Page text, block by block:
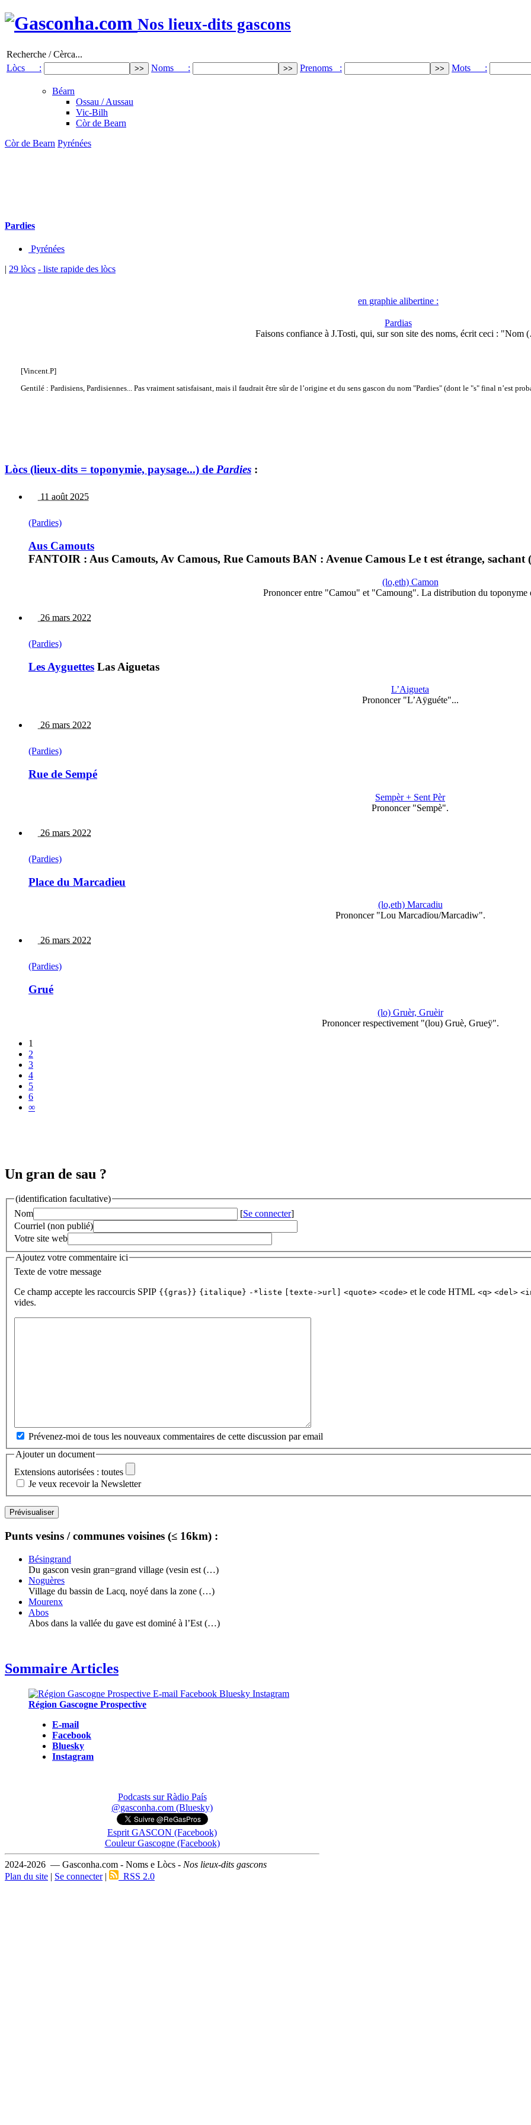
Nos lieux-dits gascons
Recherche / Cèrca...
Lòcs :
Noms : Prenoms : Mots :
Béarn
Ossau / Aussau
Vic-Bilh
Còr de Bearn
Còr de Bearn Pyrénées
Pardies
Pyrénées
| 29 lòcs - liste rapide des lòcs
en graphie alibertine :
Pardias
Faisons confiance à J.Tosti, qui, sur son site des noms, écrit ceci : "Nom
[Vincent.P]
Gentilé : Pardisiens, Pardisiennes... Pas vraiment satisfaisant, mais il faudrait être sûr de l’origine et du sens gascon du nom "Pardies" (dont le "s" final n’est
Lòcs (lieux-dits = toponymie, paysage...) de Pardies :
11 août 2025
(Pardies)
Aus Camouts
FANTOIR : Aus Camouts, Av Camous, Rue Camouts BAN : Avenue Camous Le t est étrange,
(lo,eth) Camon
Prononcer entre "Camou" et "Camoung". La distribution du
26 mars 2022
(Pardies)
Les Ayguettes Las Aiguetas
L’Aigueta
Prononcer "L’Aÿguéte"...
26 mars 2022
(Pardies)
Rue de Sempé
Sempèr + Sent Pèr
Prononcer "Sempè".
26 mars 2022
(Pardies)
Place du Marcadieu
(lo,eth) Marcadiu
Prononcer "Lou Marcadïou/Marcadiw".
26 mars 2022
(Pardies)
Grué
(lo) Gruèr, Gruèir
Prononcer respectivement "(lou) Gruè, Grueÿ".
1
2
3
4
5
6
∞
Un gran de sau ?
(identification facultative)
Nom
[Se connecter]
Courriel (non publié)
Votre site web
Ajoutez votre commentaire ici
Texte de votre message
Ce champ accepte les raccourcis SPIP {{gras}} {italique} -*liste [texte->url] <quote> <code> et le code HTML <q> <del>
vides.
Prévenez-moi de tous les nouveaux commentaires de cette discussion par email
Ajouter un document
Extensions autorisées : toutes
Je veux recevoir la Newsletter
Punts vesins / communes voisines (≤ 16km) :
Bésingrand
Du gascon vesin gran=grand village (vesin est (…)
Noguères
Village du bassin de Lacq, noyé dans la zone (…)
Mourenx
Abos
Abos dans la vallée du gave est dominé à l’Est (…)
Sommaire Articles
Région Gascogne Prospective
E-mail
Facebook
Bluesky
Instagram
Podcasts sur Ràdio País
@gasconha.com (Bluesky)
Esprit GASCON (Facebook)
Couleur Gascogne (Facebook)
2024-2026 — Gasconha.com - Noms e Lòcs - Nos lieux-dits gascons
Plan du site | Se connecter| RSS 2.0